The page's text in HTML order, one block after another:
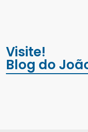
Visite!
Blog do